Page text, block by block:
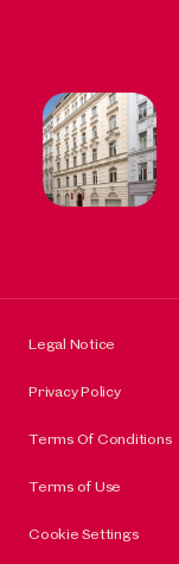
Legal Notice
Privacy Policy
Terms Of Conditions
Terms of Use
Cookie Settings